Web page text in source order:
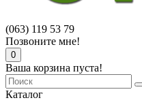
(063) 119 53 79
Позвоните мне!
0
Ваша корзина пуста!
Каталог